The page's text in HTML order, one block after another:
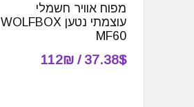
מפוח אוויר חשמלי
עוצמתי נטען WOLFBOX
MF60
37.38$ / 112₪